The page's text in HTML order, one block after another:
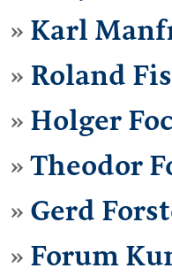
Karl
Roland
Holger
Theodor
Gerd
Forum